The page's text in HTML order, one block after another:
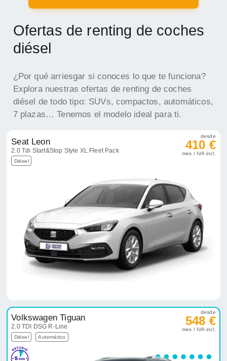
Ofertas de renting de coches
diésel
¿Por qué arriesgar si conoces lo que te funciona?
Explora nuestras ofertas de renting de coches
diésel de todo tipo: SUVs, compactos, automáticos,
7 plazas… Tenemos el modelo ideal para ti.
Seat Leon
2.0 Tdi Start&Stop Style XL Fleet Pack
Diésel
desde
410 €
mes / IVA incl.
Volkswagen Tiguan
2.0 TDI DSG R-Line
Diésel Automático
desde
548 €
mes / IVA incl.